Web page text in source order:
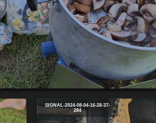
SIGNAL-2024-08-04-16-28-37-
284